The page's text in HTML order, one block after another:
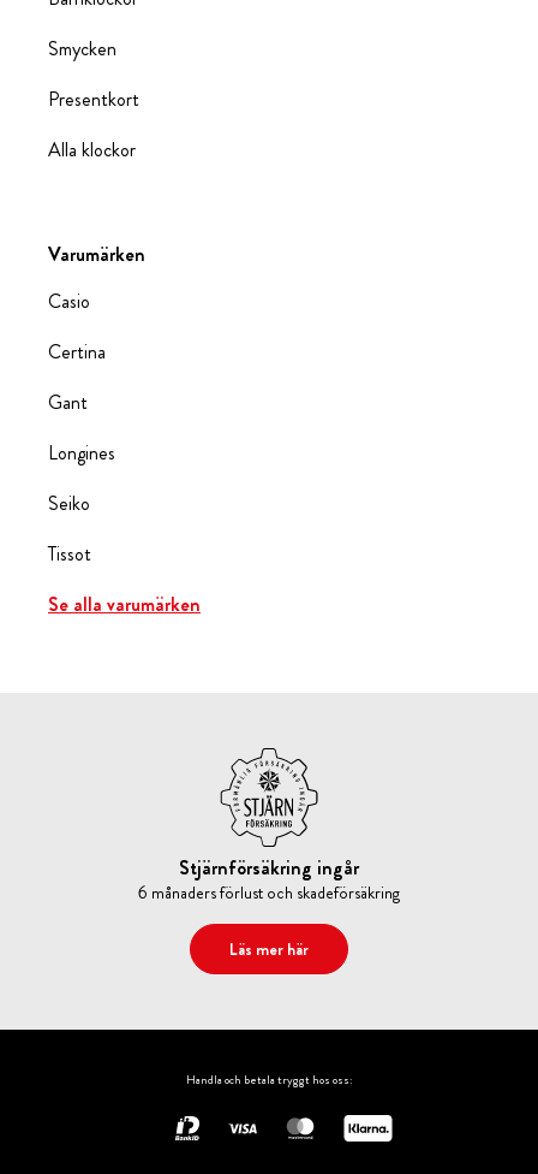
Smycken
Presentkort
Alla klockor
Varumärken
Casio
Certina
Gant
Longines
Seiko
Tissot
Se alla varumärken
Stjärnförsäkring ingår
6 månaders förlust och skadeförsäkring
Läs mer här
Handla och betala tryggt hos oss: